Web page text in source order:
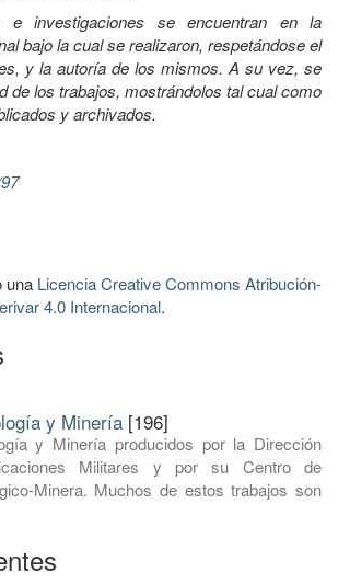
e investigaciones se encuentran en la
bajo la cual se realizaron, respetándose el
y la autoría de los mismos. A su vez, se
de los trabajos, mostrándolos tal cual como
y archivados.
una Licencia Creative Commons Atribución-
4.0 Internacional.
y Minería [196]
y Minería producidos por la Dirección
Militares y por su Centro de
Minera. Muchos de estos trabajos son